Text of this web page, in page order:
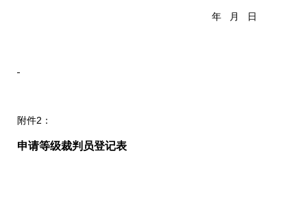
年 月 日
附件2：
申请等级裁判员登记表